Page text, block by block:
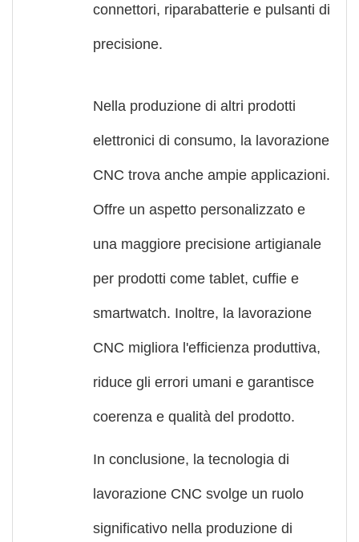
connettori, riparabatterie e pulsanti di
precisione.
Nella produzione di altri prodotti
elettronici di consumo, la lavorazione
CNC trova anche ampie applicazioni.
Offre un aspetto personalizzato e
una maggiore precisione artigianale
per prodotti come tablet, cuffie e
smartwatch. Inoltre, la lavorazione
CNC migliora l'efficienza produttiva,
riduce gli errori umani e garantisce
coerenza e qualità del prodotto.
In conclusione, la tecnologia di
lavorazione CNC svolge un ruolo
significativo nella produzione di